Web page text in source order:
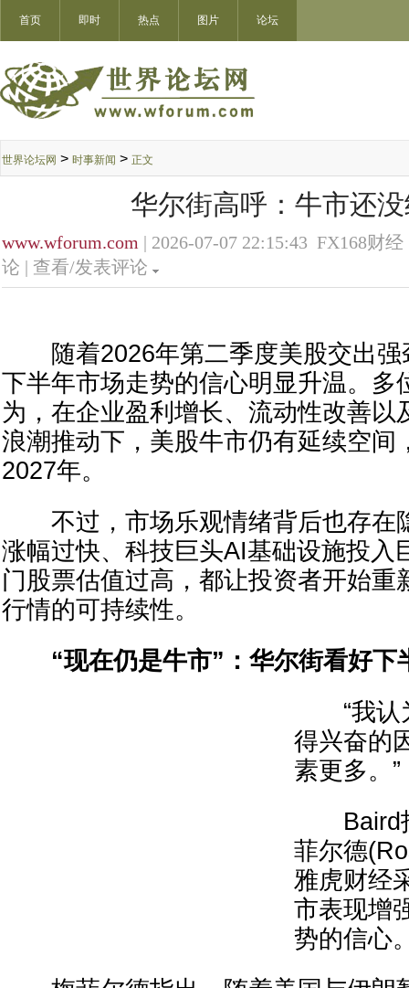
首页 即时 热点 图片 论坛
世界论坛网 > 时事新闻 > 正文
华尔街高呼：牛市还
www.wforum.com | 2026-07-07 22:15:43 FX168财
论 | 查看/发表评论
随着2026年第二季度美股交出强
下半年市场走势的信心明显升温。多
为，在企业盈利增长、流动性改善以
浪潮推动下，美股牛市仍有延续空间
2027年。
不过，市场乐观情绪背后也存在
涨幅过快、科技巨头AI基础设施投入
门股票估值过高，都让投资者开始重
行情的可持续性。
“现在仍是牛市”：华尔街看好下
“我认
得兴奋的
素更多。”
Baird投
菲尔德
雅虎财经
市表现增
势的信心